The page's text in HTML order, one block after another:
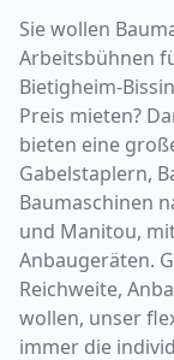
Sie wollen
Arbeitsbühnen
Bietigheim-
Preis mieten?
bieten eine
Gabelstaplern,
Baumaschinen
und Manitou,
Anbaugeräten.
Reichweite,
wollen, unser
immer die